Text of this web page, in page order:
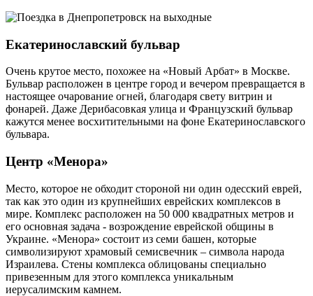
Екатеринославский бульвар
Очень крутое место, похожее на «Новый Арбат» в Москве.
Бульвар расположен в центре город и вечером превращается в
настоящее очарование огней, благодаря свету витрин и
фонарей. Даже Дерибасовкая улица и Французский бульвар
кажутся менее восхитительными на фоне Екатеринославского
бульвара.
Центр «Менора»
Место, которое не обходит стороной ни один одесский еврей,
так как это один из крупнейших еврейских комплексов в
мире. Комплекс расположен на 50 000 квадратных метров и
его основная задача - возрождение еврейской общины в
Украине. «Менора» состоит из семи башен, которые
символизируют храмовый семисвечник – символа народа
Израилева. Стены комплекса облицованы специально
привезенным для этого комплекса уникальным
иерусалимским камнем.